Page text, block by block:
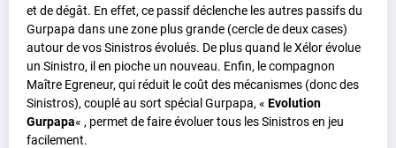
et de dégât. En effet, ce passif déclenche les autres passifs du
Gurpapa dans une zone plus grande (cercle de deux cases)
autour de vos Sinistros évolués. De plus quand le Xélor évolue
un Sinistro, il en pioche un nouveau. Enfin, le compagnon
Maître Egreneur, qui réduit le coût des mécanismes (donc des
Sinistros), couplé au sort spécial Gurpapa, « Evolution
Gurpapa« , permet de faire évoluer tous les Sinistros en jeu
facilement.